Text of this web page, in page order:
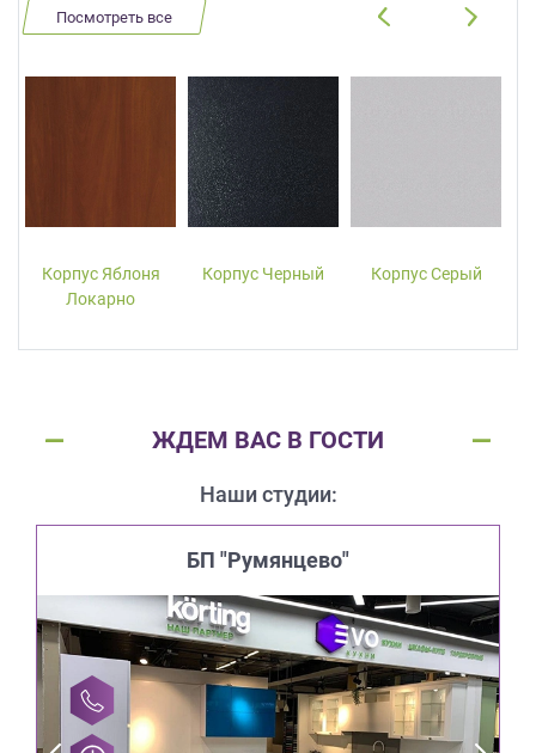
Посмотреть все
Корпус Яблоня
Локарно
Корпус Черный Корпус Серый
ЖДЕМ ВАС В ГОСТИ
Наши студии:
БП "Румянцево"